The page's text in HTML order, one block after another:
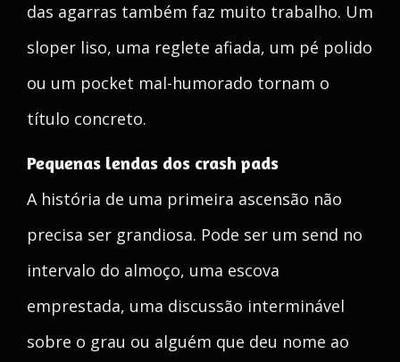
das agarras também faz muito trabalho. Um
sloper liso, uma reglete afiada, um pé polido
ou um pocket mal-humorado tornam o
título concreto.
Pequenas lendas dos crash pads
A história de uma primeira ascensão não
precisa ser grandiosa. Pode ser um send no
intervalo do almoço, uma escova
emprestada, uma discussão interminável
sobre o grau ou alguém que deu nome ao